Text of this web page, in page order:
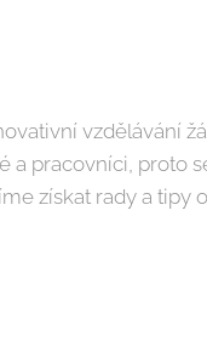
vzdělávání
a pracovníci, proto
získat rady a tipy